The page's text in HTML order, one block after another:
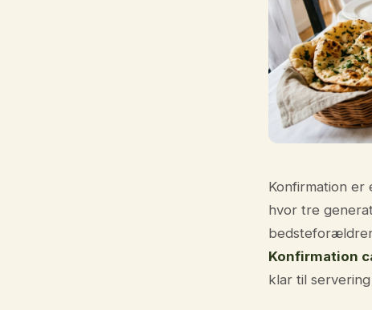
Konfirmation er
hvor tre
Konfirmation
klar til